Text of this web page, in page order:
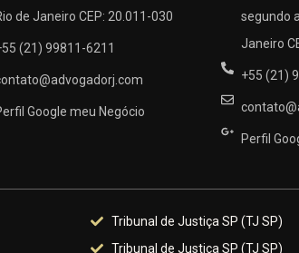
de Janeiro CEP: 20.011-030
(21) 99811-6211
Google meu Negócio
segundo
Janeiro
+55 (21)
Perfil
Tribunal de Justiça SP (TJ SP)
Tribunal de Justiça SP (TJ SP)